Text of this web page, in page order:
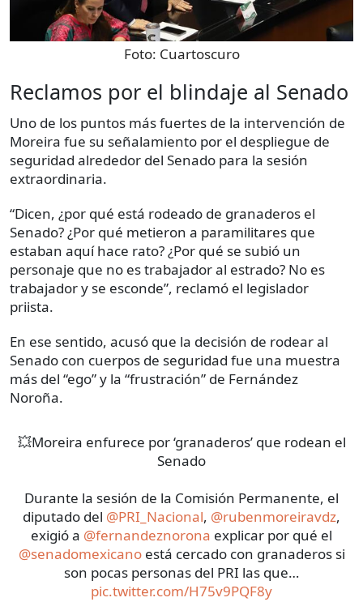
Foto: Cuartoscuro
Reclamos por el blindaje al Senado
Uno de los puntos más fuertes de la intervención de
Moreira fue su señalamiento por el despliegue de
seguridad alrededor del Senado para la sesión
extraordinaria.
“Dicen, ¿por qué está rodeado de granaderos el
Senado? ¿Por qué metieron a paramilitares que
estaban aquí hace rato? ¿Por qué se subió un
personaje que no es trabajador al estrado? No es
trabajador y se esconde”, reclamó el legislador
priista.
En ese sentido, acusó que la decisión de rodear al
Senado con cuerpos de seguridad fue una muestra
más del “ego” y la “frustración” de Fernández
Noroña.
💥Moreira enfurece por ‘granaderos’ que rodean el
Senado
Durante la sesión de la Comisión Permanente, el
diputado del @PRI_Nacional, @rubenmoreiravdz,
exigió a @fernandeznorona explicar por qué el
@senadomexicanoestá cercado con granaderos si
son pocas personas del PRI las que…
pic.twitter.com/H75v9PQF8y